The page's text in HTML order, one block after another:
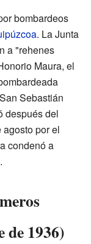
bombardeos
. La Junta
a "rehenes
Maura, el
Sebastián
después del
por el
condenó a
1936)